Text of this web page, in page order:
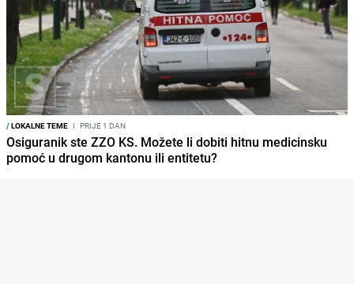
/LOKALNE TEME I PRIJE 1 DAN
Osiguranik ste ZZO KS. Možete li dobiti hitnu medicinsku
pomoć u drugom kantonu ili entitetu?